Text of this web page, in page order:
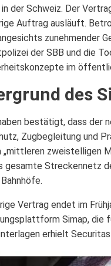
in der Schweiz. Der
Auftrag ausläuft.
zunehmender
der SBB und die
im
des
bestätigt, dass der
Zugbegleitung und
„mittleren zweistelligen
gesamte Streckennetz
Vertrag endet im
Simap, die
erhielt